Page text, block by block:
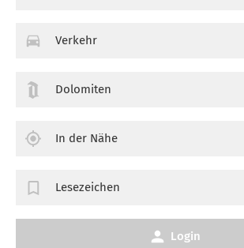
Verkehr
Dolomiten
In der Nähe
Lesezeichen
Login